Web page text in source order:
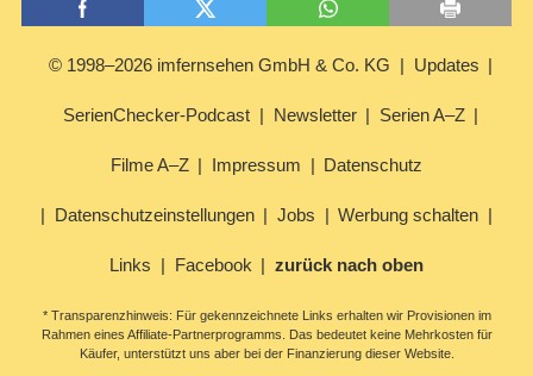
© 1998–2026 imfernsehen GmbH & Co. KG Updates
SerienChecker-Podcast Newsletter Serien A–Z
Filme A–Z Impressum Datenschutz
Datenschutzeinstellungen Jobs Werbung schalten
Links Facebook zurück nach oben
* Transparenzhinweis: Für gekennzeichnete Links erhalten wir Provisionen im
Rahmen eines Affiliate-Partnerprogramms. Das bedeutet keine Mehrkosten für
Käufer, unterstützt uns aber bei der Finanzierung dieser Website.